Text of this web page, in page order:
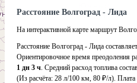
Расстояние Волгоград - Лида
На интерактивной карте маршрут
Расстояние Волгоград - Лида составляет
Ориентировочное время преодоления
1 дн 3 ч. Средний расход топлива
(Из расчёта: 28 л/100 км, 80 ₽/л). Плата